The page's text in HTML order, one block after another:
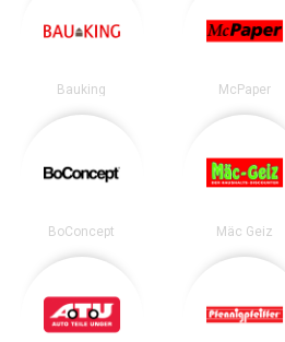
Bauking McPaper
BoConcept Mäc Geiz